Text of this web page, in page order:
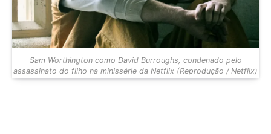
Sam Worthington como David Burroughs, condenado pelo
assassinato do filho na minissérie da Netflix (Reprodução / Netflix)